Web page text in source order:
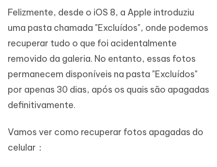
Felizmente, desde o iOS 8, a Apple introduziu
uma pasta chamada "Excluídos", onde podemos
recuperar tudo o que foi acidentalmente
removido da galeria. No entanto, essas fotos
permanecem disponíveis na pasta "Excluídos"
por apenas 30 dias, após os quais são apagadas
definitivamente.
Vamos ver como recuperar fotos apagadas do
celular：